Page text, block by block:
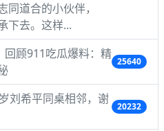
道合的小伙伴，
下去。这样...
顾911吃瓜爆料：精
25640
刘希平同桌相邻，谢
20232